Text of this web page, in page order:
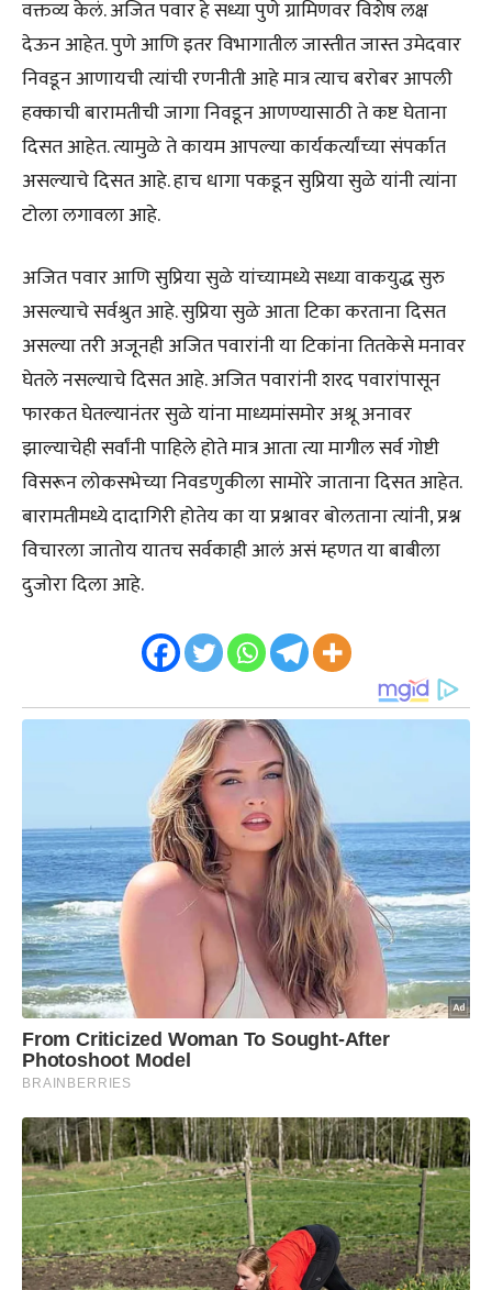
वक्तव्य केलं. अजित पवार हे सध्या पुणे ग्रामिणवर विशेष लक्ष
देऊन आहेत. पुणे आणि इतर विभागातील जास्तीत जास्त उमेदवार
निवडून आणायची त्यांची रणनीती आहे मात्र त्याच बरोबर आपली
हक्काची बारामतीची जागा निवडून आणण्यासाठी ते कष्ट घेताना
दिसत आहेत. त्यामुळे ते कायम आपल्या कार्यकर्त्यांच्या संपर्कात
असल्याचे दिसत आहे. हाच धागा पकडून सुप्रिया सुळे यांनी त्यांना
टोला लगावला आहे.
अजित पवार आणि सुप्रिया सुळे यांच्यामध्ये सध्या वाकयुद्ध सुरु
असल्याचे सर्वश्रुत आहे. सुप्रिया सुळे आता टिका करताना दिसत
असल्या तरी अजूनही अजित पवारांनी या टिकांना तितकेसे मनावर
घेतले नसल्याचे दिसत आहे. अजित पवारांनी शरद पवारांपासून
फारकत घेतल्यानंतर सुळे यांना माध्यमांसमोर अश्रू अनावर
झाल्याचेही सर्वांनी पाहिले होते मात्र आता त्या मागील सर्व गोष्टी
विसरून लोकसभेच्या निवडणुकीला सामोरे जाताना दिसत आहेत.
बारामतीमध्ये दादागिरी होतेय का या प्रश्नावर बोलताना त्यांनी, प्रश्न
विचारला जातोय यातच सर्वकाही आलं असं म्हणत या बाबीला
दुजोरा दिला आहे.